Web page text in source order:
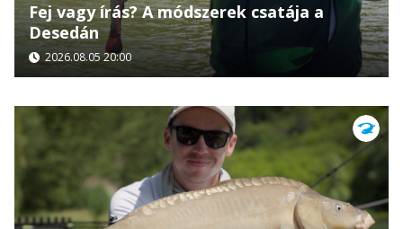
Fej vagy írás? A módszerek csatája a
Desedán
2026.08.05 20:00